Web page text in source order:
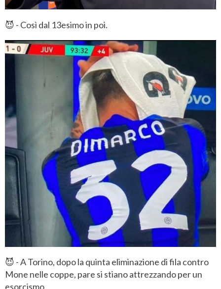
😈 - Così dal 13esimo in poi.
😈 - A Torino, dopo la quinta eliminazione di fila contro
Mone nelle coppe, pare si stiano attrezzando per un
esorcismo